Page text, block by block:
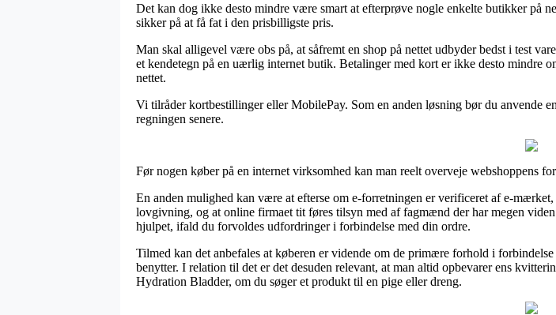
Det kan dog ikke desto mindre være smart at efterprøve nogle enkelte butikker på
sikker på at få fat i den prisbilligste pris.
Man skal alligevel være obs på, at såfremt en shop på nettet udbyder bedst i test
et kendetegn på en uærlig internet butik. Betalinger med kort er ikke desto mindre
nettet.
Vi tilråder kortbestillinger eller MobilePay. Som en anden løsning bør du anvende
regningen senere.
Før nogen køber på en internet virksomhed kan man reelt overveje webshoppens
En anden mulighed kan være at efterse om e-forretningen er verificeret af e-
lovgivning, og at online firmaet tit føres tilsyn med af fagmænd der har megen
hjulpet, ifald du forvoldes udfordringer i forbindelse med din ordre.
Tilmed kan det anbefales at køberen er vidende om de primære forhold i
benytter. I relation til det er det desuden relevant, at man altid opbevarer ens
Hydration Bladder, om du søger et produkt til en pige eller dreng.